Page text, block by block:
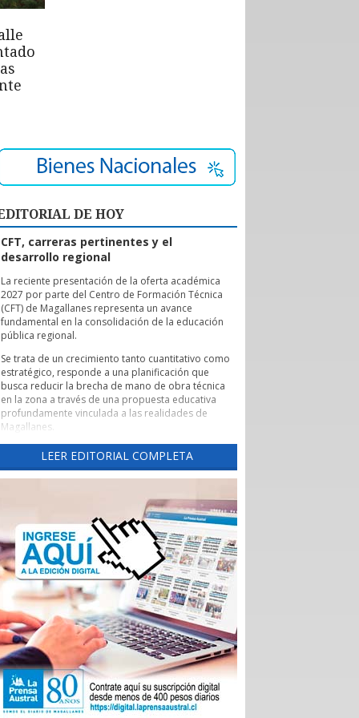
DE HOY
CFT, carreras pertinentes y el
desarrollo regional
La reciente presentación de la oferta académica
2027 por parte del Centro de Formación Técnica
(CFT) de Magallanes representa un avance
fundamental en la consolidación de la educación
pública regional.
Se trata de un crecimiento tanto cuantitativo como
estratégico, responde a una planificación que
busca reducir la brecha de mano de obra técnica
en la zona a través de una propuesta educativa
profundamente vinculada a las realidades de
Magallanes.
Evaluación de pertinencia y conexión con el sector
productivo forman parte de uno de los pilares de
esta nueva etapa. Según lo explicado por la
necesidades reales de los sectores productivos y
de servicios de la región, asegurando que los
egresados cuenten con una inserción laboral
efectiva y que la formación no derive en una
saturación del mercado, sino en una respuesta a
demandas insatisfechas. Carreras como
Instrumentación y Control de Procesos Industriales
y Logística con mención en Operaciones
Portuarias, que se impartirán tanto en la capital
regional como en Puerto Natales, son ejemplos
claros de formación técnica orientada a los
desafíos productivos actuales.
También cabe destacar la expansión territorial,
con las nuevas sedes en Punta Arenas y Puerto
Natales.
LEER EDITORIAL COMPLETA